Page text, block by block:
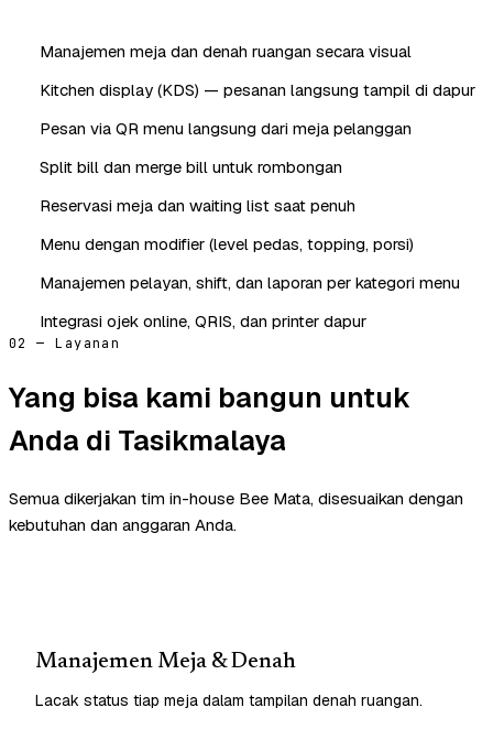
Manajemen meja dan denah ruangan secara visual
Kitchen display (KDS) — pesanan langsung tampil di dapur
Pesan via QR menu langsung dari meja pelanggan
Split bill dan merge bill untuk rombongan
Reservasi meja dan waiting list saat penuh
Menu dengan modifier (level pedas, topping, porsi)
Manajemen pelayan, shift, dan laporan per kategori menu
Integrasi ojek online, QRIS, dan printer dapur
02 — Layanan
Yang bisa kami bangun untuk
Anda di Tasikmalaya
Semua dikerjakan tim in-house Bee Mata, disesuaikan dengan
kebutuhan dan anggaran Anda.
Manajemen Meja & Denah
Lacak status tiap meja dalam tampilan denah ruangan.